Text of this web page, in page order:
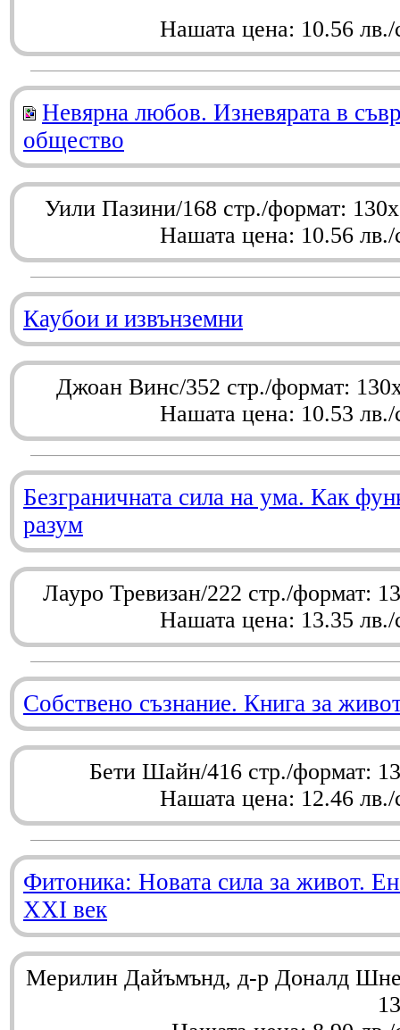
Нашата цена: 10.56 лв./
Невярна любов. Изневярата в
общество
Уили Пазини/168 стр./формат:
Нашата цена: 10.56 лв./
Каубои и извънземни
Джоан Винс/352 стр./формат:
Нашата цена: 10.53 лв./
Безграничната сила на ума. Как
разум
Лауро Тревизан/222 стр./формат:
Нашата цена: 13.35 лв./
Собствено съзнание. Книга за
Бети Шайн/416 стр./формат:
Нашата цена: 12.46 лв./
Фитоника: Новата сила за живот.
XXI век
Мерилин Дайъмънд, д-р Доналд